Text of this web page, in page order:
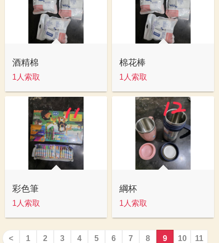
酒精棉
1人索取
棉花棒
1人索取
彩色筆
1人索取
綱杯
1人索取
< 1 2 3 4 5 6 7 8 9 10 11